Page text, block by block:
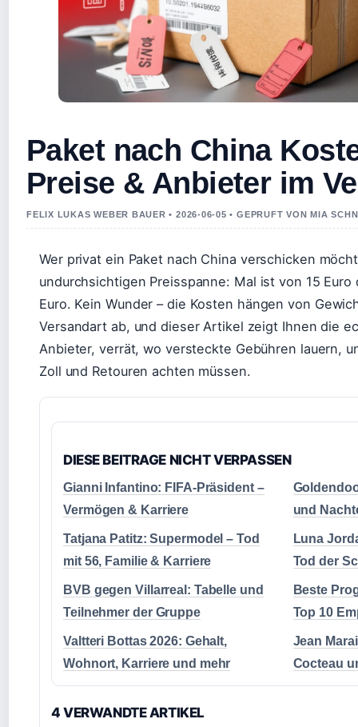
Paket nach China
Preise & Anbieter im
FELIX LUKAS WEBER BAUER • 2026-06-05 • GEPRUFT VON MIA
Wer privat ein Paket nach China verschicken
undurchsichtigen Preisspanne: Mal ist von 15 Euro
Euro. Kein Wunder – die Kosten hängen von
Versandart ab, und dieser Artikel zeigt Ihnen die
Anbieter, verrät, wo versteckte Gebühren lauern,
Zoll und Retouren achten müssen.
DIESE BEITRAGE NICHT VERPASSEN
Gianni Infantino: FIFA-Präsident –
Vermögen & Karriere
und
Tatjana Patitz: Supermodel – Tod
mit 56, Familie & Karriere
Luna
Tod der
BVB gegen Villarreal: Tabelle und
Teilnehmer der Gruppe
Beste
Top 10
Valtteri Bottas 2026: Gehalt,
Wohnort, Karriere und mehr
Jean
Cocteau
4 VERWANDTE ARTIKEL